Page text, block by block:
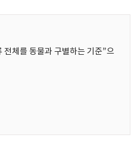
체를 동물과 구별하는 기준”으